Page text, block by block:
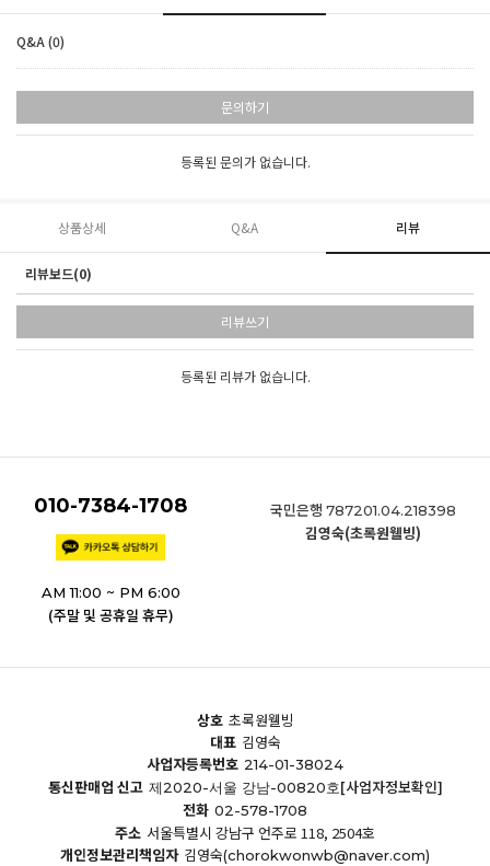
Q&A (0)
문의하기
등록된 문의가 없습니다.
상품상세 Q&A 리뷰
리뷰보드(0)
리뷰쓰기
등록된 리뷰가 없습니다.
010-7384-1708
AM 11:00 ~ PM 6:00
(주말 및 공휴일 휴무)
국민은행 787201.04.218398
김영숙(초록원웰빙)
상호 초록원웰빙
대표 김영숙
사업자등록번호 214-01-38024
통신판매업 신고 제2020-서울 강남-00820호[사업자정보확인]
전화 02-578-1708
주소 서울특별시 강남구 언주로 118, 2504호
개인정보관리책임자 김영숙(chorokwonwb@naver.com)